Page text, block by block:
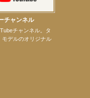
vol.14」に出演決定！
ト・ショー」に出演決定！
」開催決定！
チャンネル
チャンネル。タ
モデルのオリジナル